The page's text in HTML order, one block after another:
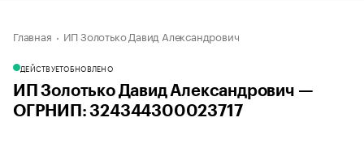
Главная ИП Золотько Давид Александрович
ДЕЙСТВУЕТОБНОВЛЕНО
ИП Золотько Давид Александрович —
ОГРНИП: 324344300023717